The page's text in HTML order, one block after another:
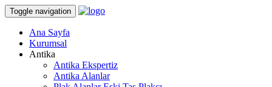
Toggle navigation
Ana Sayfa
Kurumsal
Antika
Antika Ekspertiz
Antika Alanlar